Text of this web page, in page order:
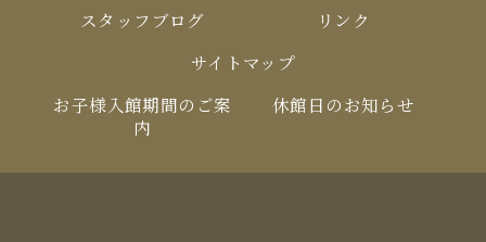
スタッフブログ
リンク
サイトマップ
お⼦様⼊館期間のご案
内
休館⽇のお知らせ